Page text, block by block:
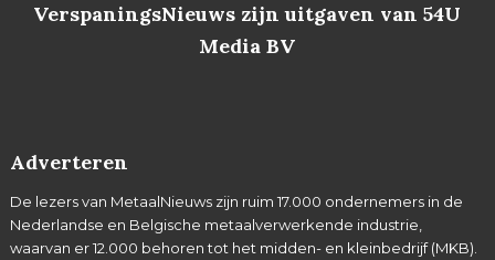
VerspaningsNieuws zijn uitgaven van 54U
Media BV
Adverteren
De lezers van MetaalNieuws zijn ruim 17.000 ondernemers in de
Nederlandse en Belgische metaalverwerkende industrie,
waarvan er 12.000 behoren tot het midden- en kleinbedrijf (MKB).